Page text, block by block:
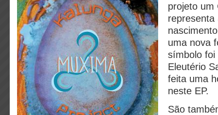
projeto um
representa
uma nova
símbolo foi
Eleutério
feita uma
neste EP.
São